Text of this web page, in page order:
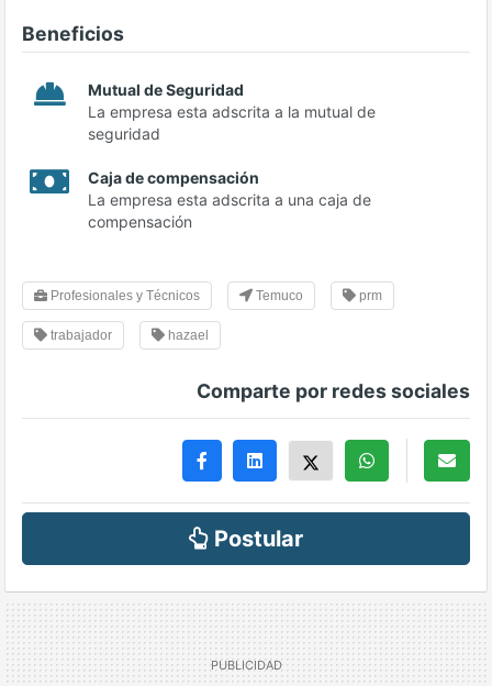
Beneficios
Mutual de Seguridad
La empresa esta adscrita a la mutual de
seguridad
Caja de compensación
La empresa esta adscrita a una caja de
compensación
Profesionales y Técnicos Temuco prm
trabajador hazael
Comparte por redes sociales
Postular